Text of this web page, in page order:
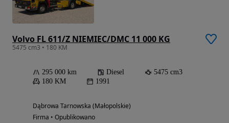
Volvo FL 611/Z NIEMIEC/DMC 11 000 KG
5475 cm3 • 180 KM
295 000 km Diesel
5475 cm3
180 KM
1991
Dąbrowa Tarnowska (Małopolskie)
Firma • Opublikowano